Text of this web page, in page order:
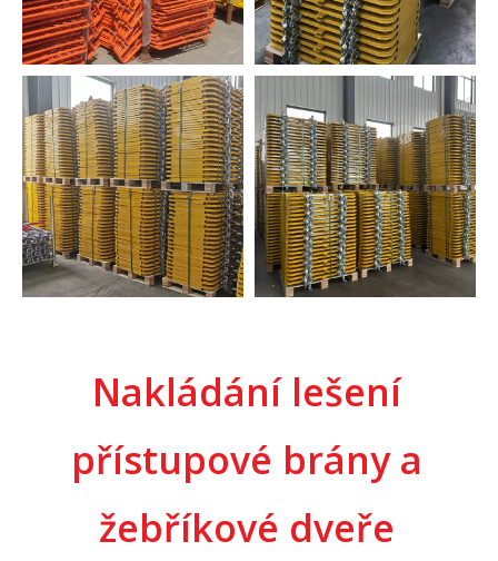
Nakládání lešení
přístupové brány a
žebříkové dveře